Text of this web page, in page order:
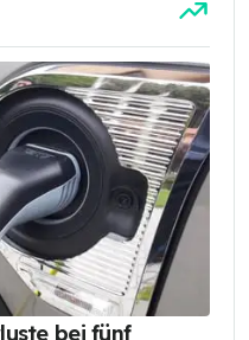
bei fünf